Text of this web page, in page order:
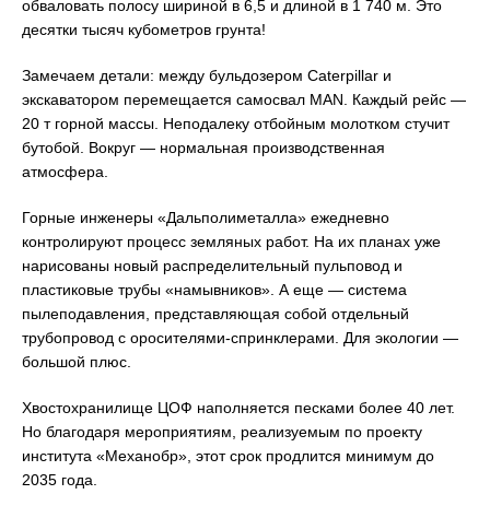
обваловать полосу шириной в 6,5 и длиной в 1 740 м. Это
десятки тысяч кубометров грунта!
Замечаем детали: между бульдозером Caterpillar и
экскаватором перемещается самосвал MAN. Каждый рейс —
20 т горной массы. Неподалеку отбойным молотком стучит
бутобой. Вокруг — нормальная производственная
атмосфера.
Горные инженеры «Дальполиметалла» ежедневно
контролируют процесс земляных работ. На их планах уже
нарисованы новый распределительный пульповод и
пластиковые трубы «намывников». А еще — система
пылеподавления, представляющая собой отдельный
трубопровод с оросителями-спринклерами. Для экологии —
большой плюс.
Хвостохранилище ЦОФ наполняется песками более 40 лет.
Но благодаря мероприятиям, реализуемым по проекту
института «Механобр», этот срок продлится минимум до
2035 года.